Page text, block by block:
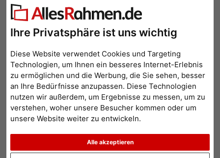
Ihre Privatsphäre ist uns wichtig
Diese Website verwendet Cookies und Targeting
Technologien, um Ihnen ein besseres Internet-Erlebnis
zu ermöglichen und die Werbung, die Sie sehen, besser
an Ihre Bedürfnisse anzupassen. Diese Technologien
nutzen wir außerdem, um Ergebnisse zu messen, um zu
verstehen, woher unsere Besucher kommen oder um
unsere Website weiter zu entwickeln.
Alle akzeptieren
Rahmenlose Bildhalter
Zurück